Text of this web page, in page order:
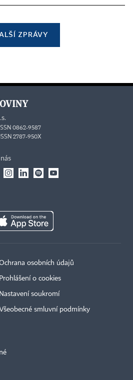
ZPRÁVY
0862-9587
2787-950X
osobních údajů
Prohlášení o cookies
Nastavení soukromí
smluvní podmínky